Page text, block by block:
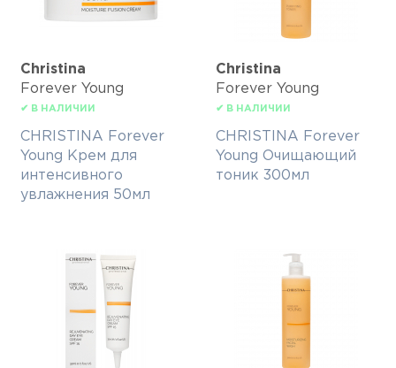
Christina
Forever Young
✔ В НАЛИЧИИ
CHRISTINA Forever
Young Крем для
интенсивного
увлажнения 50мл
Christina
Forever Young
✔ В НАЛИЧИИ
CHRISTINA Forever
Young Очищающий
тоник 300мл